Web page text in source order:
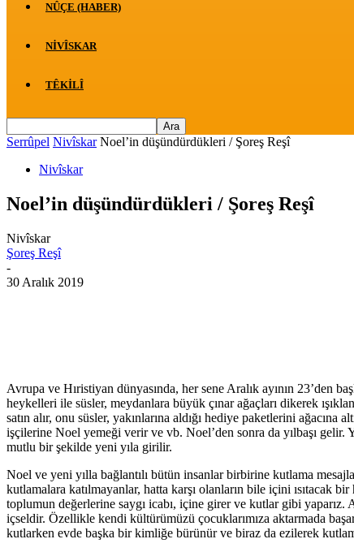
NÛÇE (HABER)
NIVÎSKAR
TÊKILÎ
Serrûpel Nivîskar Noel’in düşündürdükleri / Şoreş Reşî
Nivîskar
Noel’in düşündürdükleri / Şoreş Reşî
Nivîskar
Şoreş Reşî
-
30 Aralık 2019
Avrupa ve Hıristiyan dünyasında, her sene Aralık ayının 23’den
heykelleri ile süsler, meydanlara büyük çınar ağaçları dikerek
satın alır, onu süsler, yakınlarına aldığı hediye paketlerini
işçilerine Noel yemeği verir ve vb. Noel’den sonra da yılbaşı
mutlu bir şekilde yeni yıla girilir.
Noel ve yeni yılla bağlantılı bütün insanlar birbirine kutlama
kutlamalara katılmayanlar, hatta karşı olanların bile içini ısıtacak
toplumun değerlerine saygı icabı, içine girer ve kutlar gibi
içseldir. Özellikle kendi kültürümüzü çocuklarımıza aktarmada
kutlarken evde başka bir kimliğe bürünür ve biraz da ezilerek